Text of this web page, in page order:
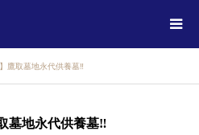
鷹取墓地永代供養墓‼
墓地永代供養墓‼